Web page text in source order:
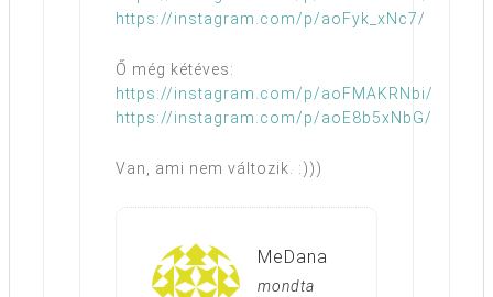
https://instagram.com/p/aoFyk_xNc7/
Ő még kétéves:
https://instagram.com/p/aoFMAKRNbi/
https://instagram.com/p/aoE8b5xNbG/
Van, ami nem változik. :)))
MeDana
mondta